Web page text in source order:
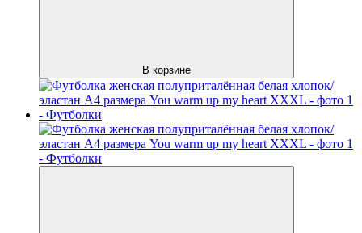
В корзине